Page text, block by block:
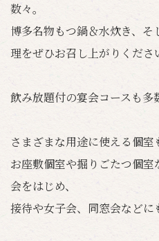
数々。
博多名物もつ鍋＆水炊き、
理をぜひお召し上がりくださ
飲み放題付の宴会コースも多
さまざまな用途に使える個室
お座敷個室や掘りごたつ個
会をはじめ、
接待や女子会、同窓会などに